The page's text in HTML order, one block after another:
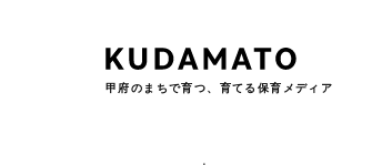
甲府のまちで育つ、育てる保育メディア